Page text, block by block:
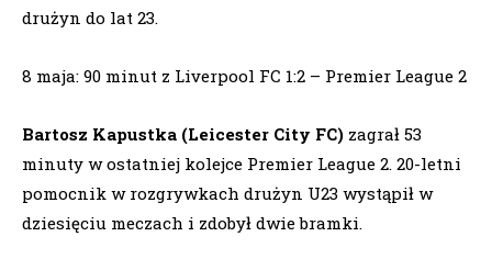
drużyn do lat 23.
8 maja: 90 minut z Liverpool FC 1:2 – Premier League 2
Bartosz Kapustka (Leicester City FC) zagrał 53
minuty w ostatniej kolejce Premier League 2. 20-letni
pomocnik w rozgrywkach drużyn U23 wystąpił w
dziesięciu meczach i zdobył dwie bramki.